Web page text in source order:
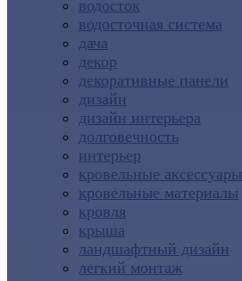
водосток
водосточная система
дача
декор
декоративные панели
дизайн
дизайн интерьера
долговечность
интерьер
кровельные аксессуары
кровельные материалы
кровля
крыша
ландшафтный дизайн
легкий монтаж